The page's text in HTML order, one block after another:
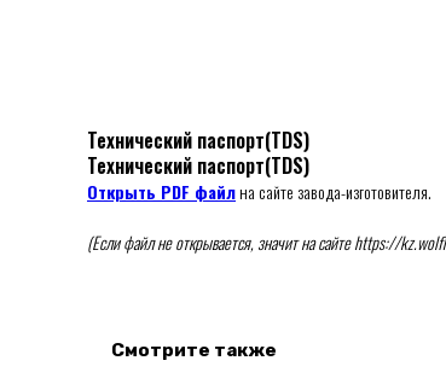
Технический паспорт(TDS)
Технический паспорт(TDS)
Открыть PDF файлна сайте завода-изготовителя.
(Если файл не открывается, значит на сайте https://
Смотрите также